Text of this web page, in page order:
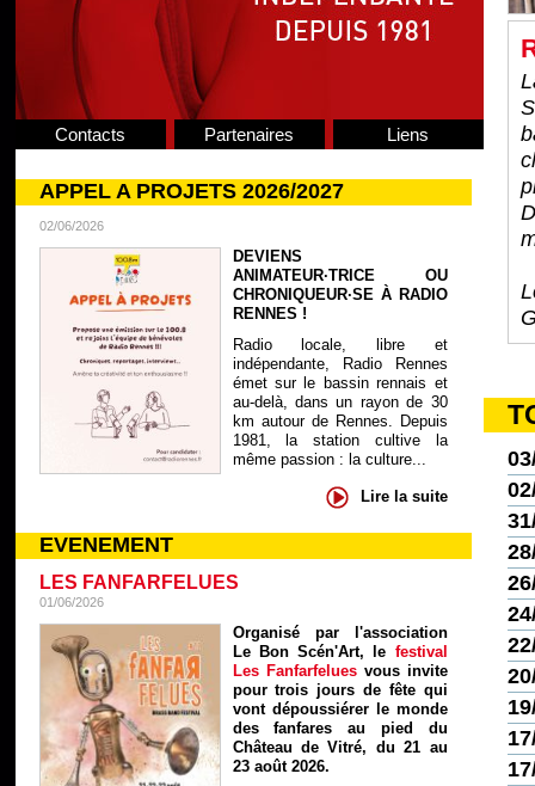
Contacts Partenaires Liens
APPEL A PROJETS 2026/2027
02/06/2026
DEVIENS
ANIMATEUR·TRICE OU
CHRONIQUEUR·SE À RADIO
RENNES !
Radio locale, libre et
indépendante, Radio Rennes
émet sur le bassin rennais et
au-delà, dans un rayon de 30
km autour de Rennes. Depuis
1981, la station cultive la
même passion : la culture...
Lire la suite
EVENEMENT
LES FANFARFELUES
01/06/2026
Organisé par l'association
Le Bon Scén'Art, le festival
Les Fanfarfelues vous invite
pour trois jours de fête qui
vont dépoussiérer le monde
des fanfares au pied du
Château de Vitré, du 21 au
23 août 2026.